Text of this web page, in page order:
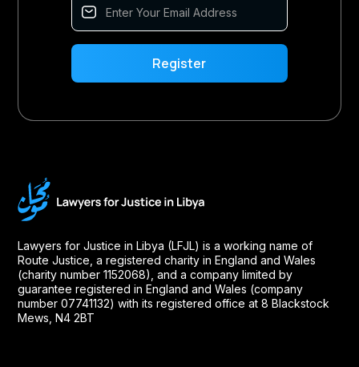
Lawyers for Justice in Libya (LFJL) is a working name of
Route Justice, a registered charity in England and Wales
(charity number 1152068), and a company limited by
guarantee registered in England and Wales (company
number 07741132) with its registered office at 8 Blackstock
Mews, N4 2BT